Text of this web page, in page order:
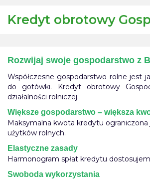
Kredyt obrotowy
Rozwijaj swoje gospodarstwo z
Współczesne gospodarstwo rolne jest
do gotówki. Kredyt obrotowy
działalności rolniczej.
Większe gospodarstwo – większa
Maksymalna kwota kredytu
użytków rolnych.
Elastyczne zasady
Harmonogram spłat kredytu
Swoboda wykorzystania